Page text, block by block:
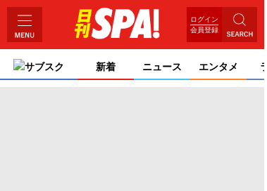
ログイン
会員登録
サブスク 新着 ニュース エンタメ